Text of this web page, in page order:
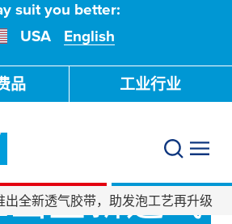
suit you better:
USA
English
品 工业行业
出全新透气胶带，助发泡工艺再升级
呼吸”，发
再升级——
全新透气